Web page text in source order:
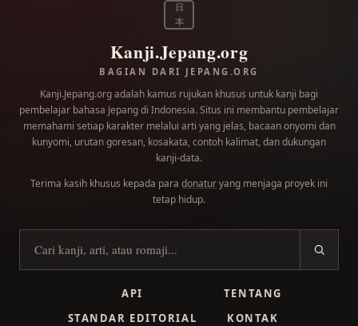
日
本
Kanji.Jepang.org
BAGIAN DARI JEPANG.ORG
Kanji.Jepang.org adalah kamus rujukan khusus untuk kanji bagi
pembelajar bahasa Jepang di Indonesia. Situs ini membantu pembelajar
memahami setiap karakter melalui arti yang jelas, bacaan onyomi dan
kunyomi, urutan goresan, kosakata, contoh kalimat, dan dukungan
kanji-data.
Terima kasih khusus kepada para donaturyang menjaga proyek ini
tetap hidup.
Cari kanji
API
TENTANG
STANDAR EDITORIAL
KONTAK